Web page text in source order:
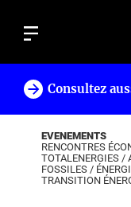
Consultez
EVENEMENTS
RENCONTRES
TOTALENERGIES /
FOSSILES /
TRANSITION